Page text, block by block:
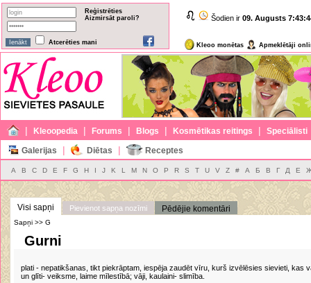
Reģistrēties
Aizmirsāt paroli?
Atcerēties mani
Šodien ir 09. Augusts
Kleoo monētas Apmeklētāji
| Kleoopedia | Forums | Blogs | Kosmētikas reitings | Speciālisti
Galerijas | Diētas | Receptes
A B C D E F G H I J K L M N O P R S T U V Z # А Б В Г Д Е
Visi sapņi Pievienot sapņa nozīmi Pēdējie komentāri
Sapņi >> G
Gurni
plati - nepatikšanas, tikt piekrāptam, iespēja zaudēt vīru, kurš izvēlēsies sievieti, kas
un glīti- veiksme, laime mīlestībā; vāji, kaulaini- slimība.